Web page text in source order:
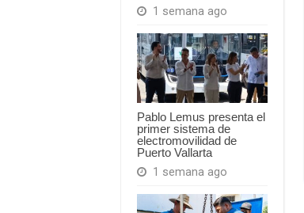
1 semana ago
Pablo Lemus presenta el
primer sistema de
electromovilidad de
Puerto Vallarta
1 semana ago